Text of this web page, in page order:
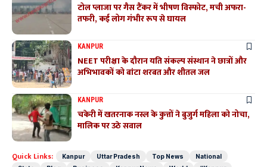
टोल प्लाजा पर गैस टैंकर में भीषण विस्फोट, मची अफरा-
तफरी, कई लोग गंभीर रूप से घायल
KANPUR
NEET परीक्षा के दौरान यति संकल्प संस्थान ने छात्रों और
अभिभावकों को बांटा शरबत और शीतल जल
KANPUR
चकेरी में खतरनाक नस्ल के कुत्तों ने बुजुर्ग महिला को नोचा,
मालिक पर उठे सवाल
Quick Links: Kanpur Uttar Pradesh Top News
National